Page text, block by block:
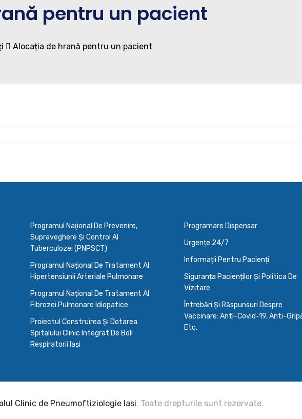
pentru un pacient
Alocația de hrană pentru un pacient
Programul Naţional De Prevenire,
Supraveghere Şi Control Al
Tuberculozei (PNPSCT)
Programul Național De Tratament Al
Hipertensiunii Arteriale Pulmonare
Programul Național De Tratament Al
Fibrozei Pulmonare Idiopatice
Proiectul Construirea Și Dotarea
Spitalului Clinic Integrat De Boli
Respiratorii Iași
Programare Dispensar
Urgențe 24/7
Informații Pentru Pacienți
Siguranța Pacienților Și Politica De
Vizitare
Întrebări Și Răspunsuri Despre
Vaccinare: Anti-Covid-19, Anti-
Etc.
Clinic de Pneumoftiziologie Iasi. Toate drepturile sunt rezervate.